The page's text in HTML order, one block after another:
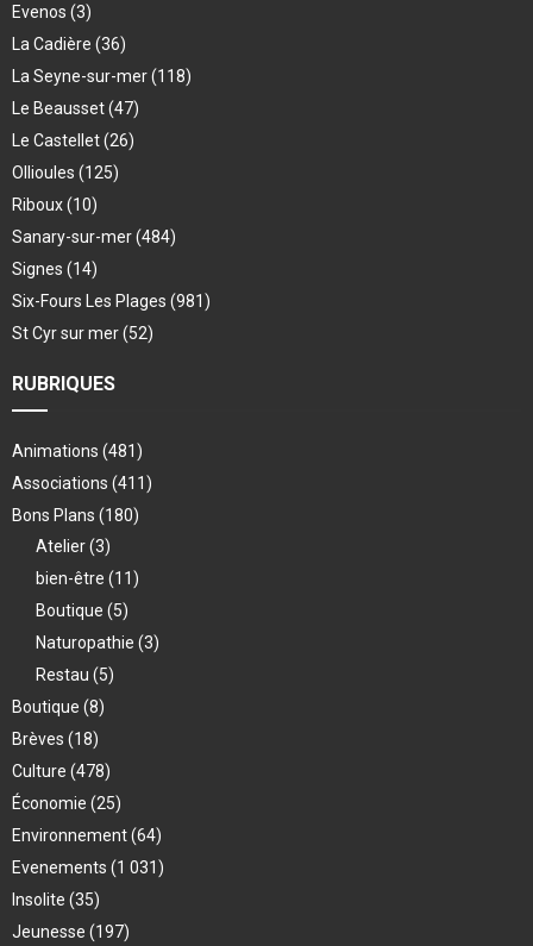
Evenos (3)
La Cadière (36)
La Seyne-sur-mer(118)
Le Beausset(47)
Le Castellet(26)
Ollioules (125)
Riboux(10)
Sanary-sur-mer(484)
Signes (14)
Six-Fours Les Plages (981)
St Cyr sur mer(52)
RUBRIQUES
Animations (481)
Associations (411)
Bons Plans (180)
Atelier(3)
bien-être (11)
Boutique (5)
Naturopathie (3)
Restau (5)
Boutique (8)
Brèves (18)
Culture (478)
Économie (25)
Environnement(64)
Evenements (1 031)
Insolite (35)
Jeunesse (197)